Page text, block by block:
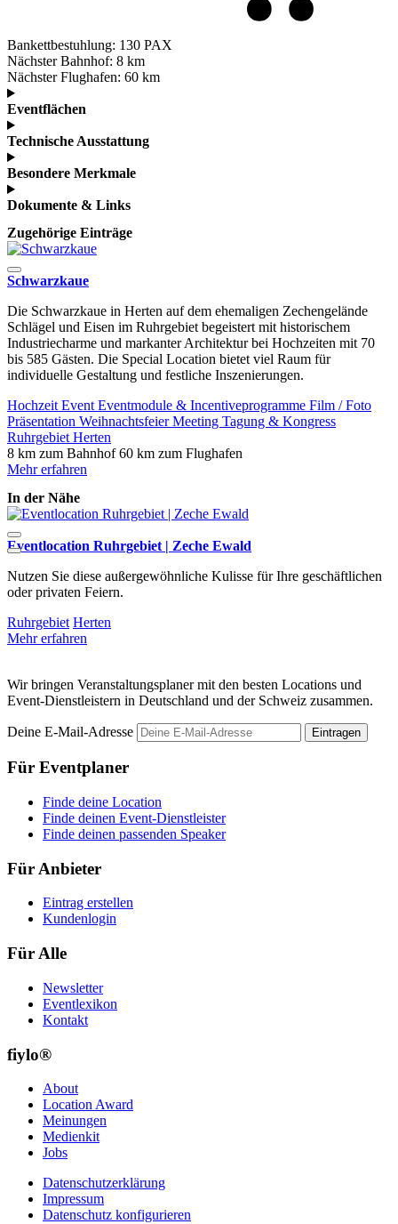
Bankettbestuhlung: 130 PAX
Nächster Bahnhof: 8 km
Nächster Flughafen: 60 km
Eventflächen
Technische Ausstattung
Besondere Merkmale
Dokumente & Links
Zugehörige Einträge
Schwarzkaue
Die Schwarzkaue in Herten auf dem ehemaligen Zechengelände
Schlägel und Eisen im Ruhrgebiet begeistert mit historischem
Industriecharme und markanter Architektur bei Hochzeiten mit 70
bis 585 Gästen. Die Special Location bietet viel Raum für
individuelle Gestaltung und festliche Inszenierungen.
Hochzeit Event Eventmodule & Incentiveprogramme Film / Foto
Präsentation WeihnachtsfeierMeeting Tagung & Kongress
Ruhrgebiet Herten
8 km zum Bahnhof60 km zum Flughafen
Mehr erfahren
In der Nähe
Eventlocation Ruhrgebiet | Zeche Ewald
Nutzen Sie diese außergewöhnliche Kulisse für Ihre geschäftlichen
oder privaten Feiern.
Ruhrgebiet Herten
Mehr erfahren
Wir bringen Veranstaltungsplaner mit den besten Locations und
Event-Dienstleistern in Deutschland und der Schweiz zusammen.
Deine E-Mail-Adresse Eintragen
Für Eventplaner
Finde deine Location
Finde deinen Event-Dienstleister
Finde deinen passenden Speaker
Für Anbieter
Eintrag erstellen
Kundenlogin
Für Alle
Newsletter
Eventlexikon
Kontakt
fiylo®
About
Location Award
Meinungen
Medienkit
Jobs
Datenschutzerklärung
Impressum
Datenschutz konfigurieren